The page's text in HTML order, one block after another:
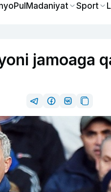
PulMadaniyat Sport
jamoaga